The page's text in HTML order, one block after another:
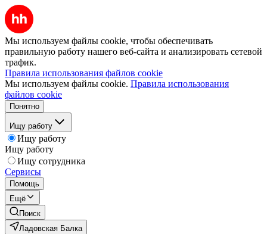
Мы используем файлы cookie, чтобы обеспечивать
правильную работу нашего веб-сайта и анализировать сетевой
трафик.
Правила использования файлов cookie
Мы используем файлы cookie. Правила использования
файлов cookie
Понятно
Ищу работу
Ищу работу
Ищу работу
Ищу сотрудника
Сервисы
Помощь
Ещё
Поиск
Ладовская Балка